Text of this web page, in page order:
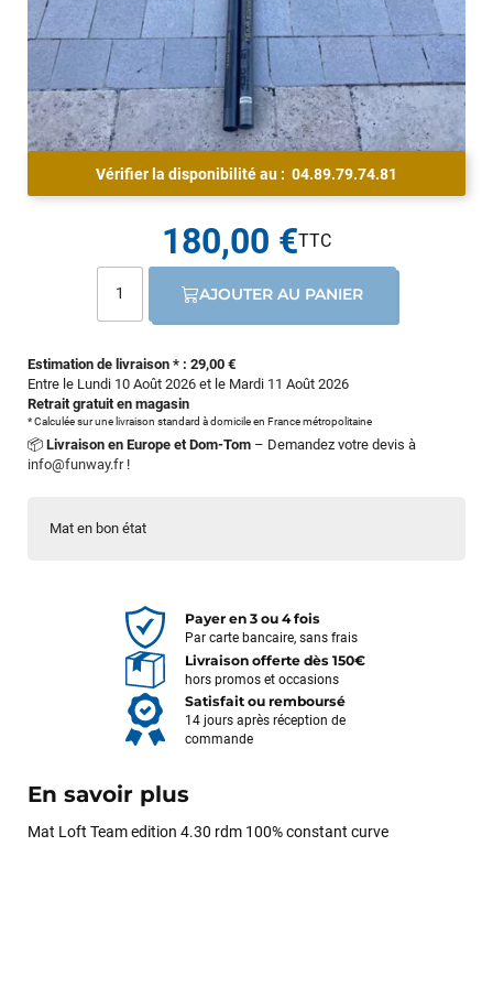
Mat en bon état
Vérifier la disponibilité au : 04.89.79.74.81
Estimation de livraison * : 29,00 €
Entre le Lundi 10 Août 2026 et le Mardi 11 Août 2026
Retrait gratuit en magasin
* Calculée sur une livraison standard à domicile en France métropolitaine
📦 Livraison en Europe et Dom-Tom – Demandez votre devis à
info@funway.fr!
180,00 €
AJOUTER AU PANIER
Payer en 3 ou 4 fois
Par carte bancaire, sans frais
Livraison offerte dès 150€
hors promos et occasions
Satisfait ou remboursé
14 jours après réception de
commande
En savoir plus
Mat Loft Team edition 4.30 rdm 100% constant curve